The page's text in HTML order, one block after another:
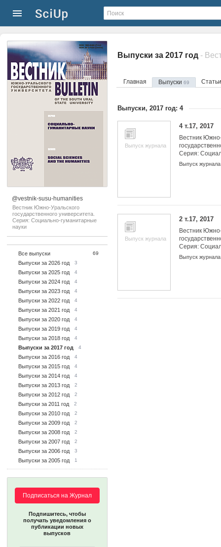
@vestnik-susu-humanities
Вестник Южно-Уральского
государственного университета.
Серия: Социально-гуманитарные
науки
Все выпуски 69
Выпуски за 2026 год 3
Выпуски за 2025 год 4
Выпуски за 2024 год 4
Выпуски за 2023 год 4
Выпуски за 2022 год 4
Выпуски за 2021 год 4
Выпуски за 2020 год 4
Выпуски за 2019 год 4
Выпуски за 2018 год 4
Выпуски за 2017 год 4
Выпуски за 2016 год 4
Выпуски за 2015 год 4
Выпуски за 2014 год 4
Выпуски за 2013 год 2
Выпуски за 2012 год 2
Выпуски за 2011 год 2
Выпуски за 2010 год 2
Выпуски за 2009 год 2
Выпуски за 2008 год 2
Выпуски за 2007 год 2
Выпуски за 2006 год 3
Выпуски за 2005 год 1
Подписаться на Журнал
Подпишитесь, чтобы
получать уведомления о
публикации новых
выпусков
Выпуски за 2017 год
Главная Выпуски 69
Выпуски, 2017 год: 4
Выпуск журнала
4 т.17, 2017
Вестник
Серия:
науки
Выпуск журнала
Выпуск журнала
2 т.17, 2017
Вестник
Серия:
науки
Выпуск журнала